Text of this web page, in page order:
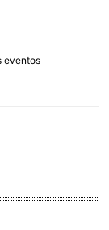
eventos